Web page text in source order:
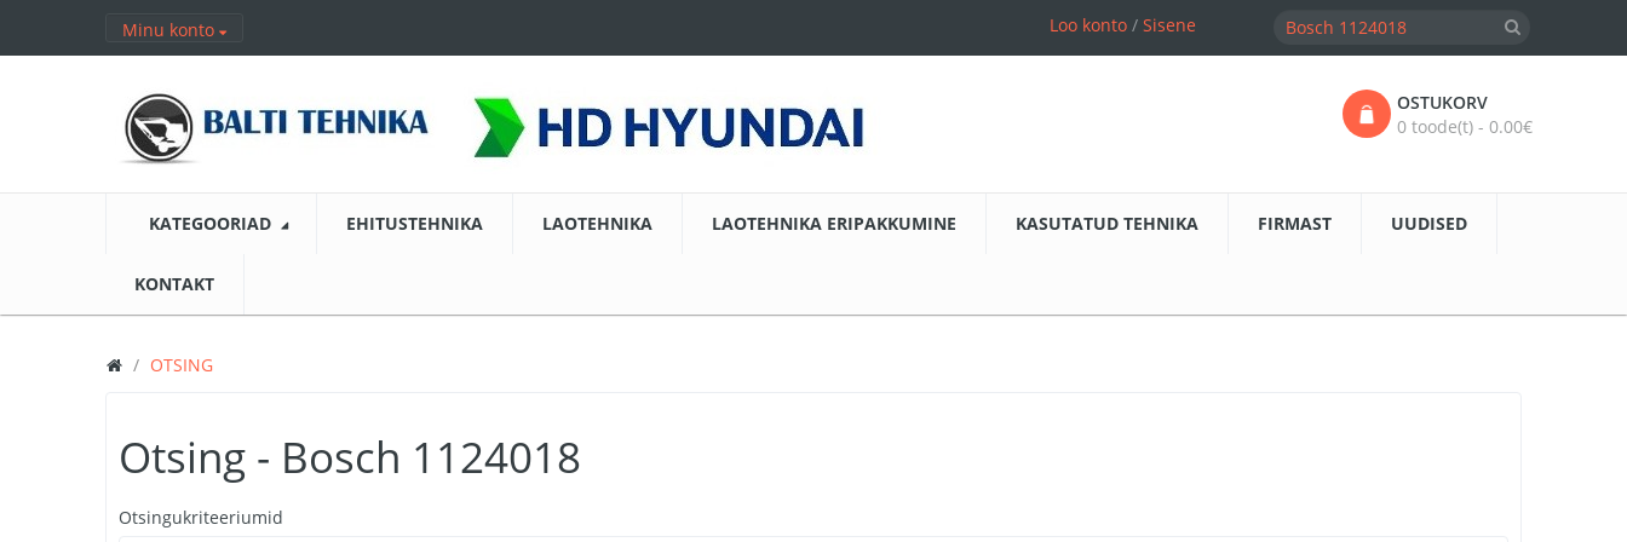
Minu konto Loo konto/ Sisene
OSTUKORV
0 toode(t) - 0.00€
KATEGOORIAD EHITUSTEHNIKA LAOTEHNIKA LAOTEHNIKA ERIPAKKUMINE KASUTATUD TEHNIKA FIRMAST UUDISED
KONTAKT
OTSING
Otsing - Bosch 1124018
Otsingukriteeriumid